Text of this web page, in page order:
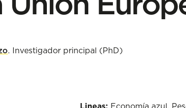
. Investigador principal (PhD)
Economía azul,